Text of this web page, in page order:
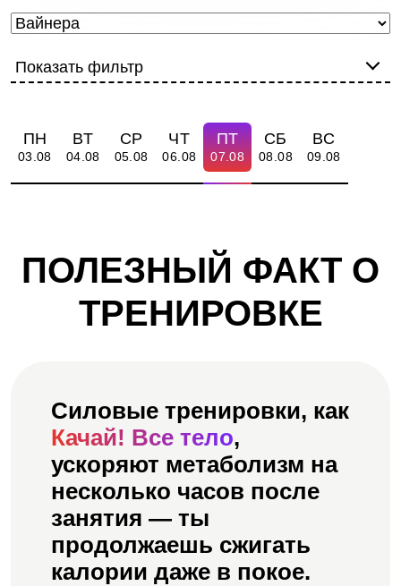
Показать фильтр
ПН
03.08
ВТ
04.08
СР
05.08
ЧТ
06.08
ПТ
07.08
СБ
08.08
ВС
09.08
ПОЛЕЗНЫЙ ФАКТ О
ТРЕНИРОВКЕ
Силовые тренировки, как
Качай! Все тело,
ускоряют метаболизм на
несколько часов после
занятия — ты
продолжаешь сжигать
калории даже в покое.